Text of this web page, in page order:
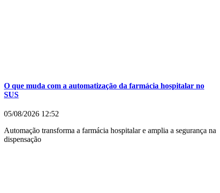
O que muda com a automatização da farmácia hospitalar no
SUS
05/08/2026 12:52
Automação transforma a farmácia hospitalar e amplia a segurança na
dispensação